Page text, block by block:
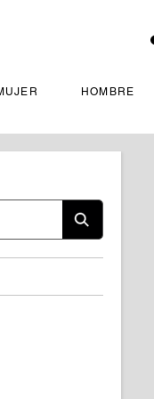
HOMBRE